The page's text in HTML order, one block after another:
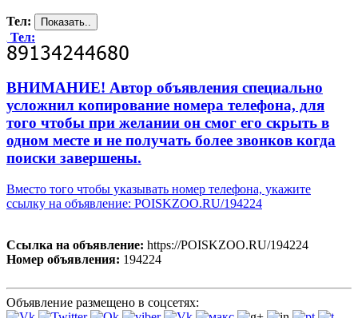
Тел:
Тел:
ВНИМАНИЕ! Автор объявления специально
усложнил копирование номера телефона, для
того чтобы при желании он смог его скрыть в
одном месте и не получать более звонков когда
поиски завершены.
Вместо того чтобы указывать номер телефона, укажите
ссылку на объявление: POISKZOO.RU/194224
Ссылка на объявление: https://POISKZOO.RU/194224
Номер объявления: 194224
Объявление размещено в соцсетях: